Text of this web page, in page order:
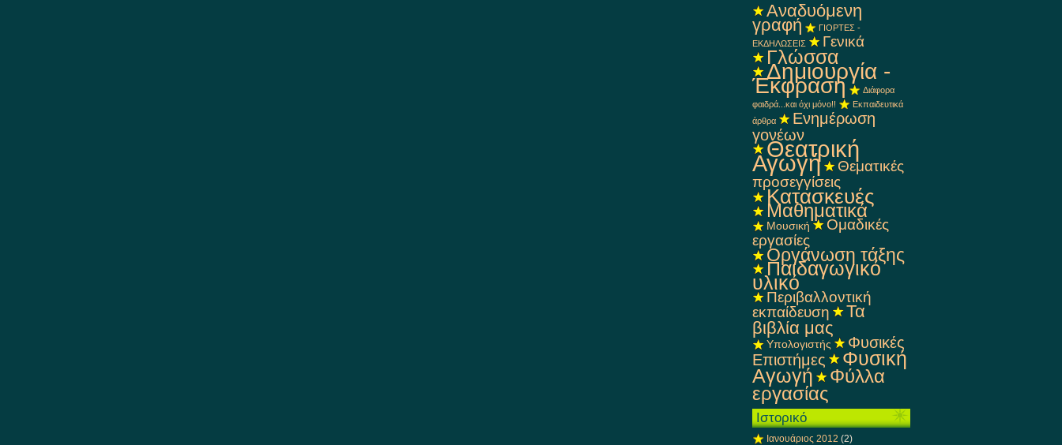
Αναδυόμενη
γραφή
ΓΙΟΡΤΕΣ -
ΕΚΔΗΛΩΣΕΙΣ
Γενικά
Γλώσσα
Δημιουργία -
Έκφραση
Διάφορα
φαιδρά...και όχι μόνο!!
Εκπαιδευτικά
άρθρα
Ενημέρωση
γονέων
Θεατρική
Αγωγή
Θεματικές
προσεγγίσεις
Κατασκευές
Μαθηματικά
Μουσική
Ομαδικές
εργασίες
Οργάνωση τάξης
Παιδαγωγικό
υλικό
Περιβαλλοντική
εκπαίδευση
Τα
βιβλία μας
Υπολογιστής
Φυσικές
Επιστήμες
Φυσική
Αγωγή
Φύλλα
εργασίας
Ιστορικό
Ιανουάριος 2012 (2)